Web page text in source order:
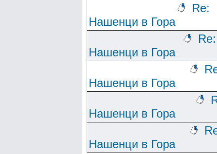
Re:
Нашенци в Гора
Re:
Нашенци в Гора
Нашенци в Гора
Нашенци в Гора
Нашенци в Гора